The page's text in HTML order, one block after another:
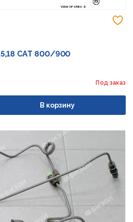
CAT 800/900
Под заказ
В корзину